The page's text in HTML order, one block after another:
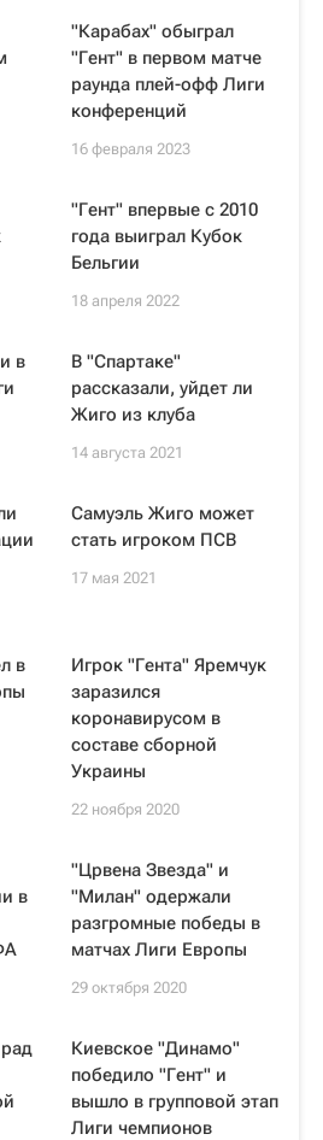
"Карабах" обыграл
"Гент" в первом матче
раунда плей-офф Лиги
конференций
16 февраля 2023
"Гент" впервые с 2010
года выиграл Кубок
Бельгии
18 апреля 2022
в
В "Спартаке"
рассказали, уйдет ли
Жиго из клуба
14 августа 2021
Самуэль Жиго может
стать игроком ПСВ
17 мая 2021
в
Игрок "Гента" Яремчук
заразился
коронавирусом в
составе сборной
Украины
22 ноября 2020
в
"Црвена Звезда" и
"Милан" одержали
разгромные победы в
матчах Лиги Европы
29 октября 2020
Киевское "Динамо"
победило "Гент" и
вышло в групповой этап
Лиги чемпионов